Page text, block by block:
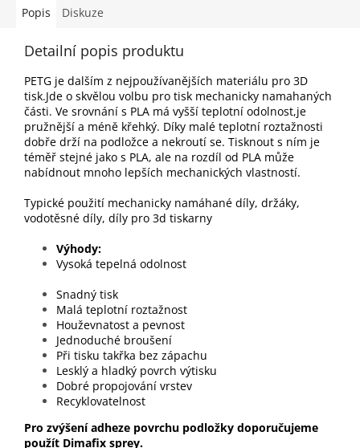
Popis Diskuze
Detailní popis produktu
PETG je dalším z nejpoužívanějších materiálu pro 3D
tisk.Jde o skvělou volbu pro tisk mechanicky namahaných
části. Ve srovnání s PLA má vyšší teplotní odolnost,je
pružnější a méně křehký. Díky malé teplotní roztažnosti
dobře drží na podložce a nekroutí se. Tisknout s ním je
téměř stejné jako s PLA, ale na rozdíl od PLA může
nabídnout mnoho lepších mechanických vlastností.
Typické použití mechanicky namáhané díly, držáky,
vodotěsné díly, díly pro 3d tiskarny
Vysoká tepelná odolnost
Snadný tisk
Malá teplotní roztažnost
Houževnatost a pevnost
Jednoduché broušení
Při tisku takřka bez zápachu
Lesklý a hladký povrch výtisku
Dobré propojování vrstev
Recyklovatelnost
Pro zvýšení adheze povrchu podložky doporučujeme
použít Dimafix sprey.